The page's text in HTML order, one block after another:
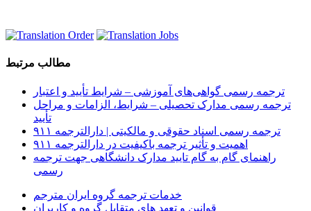
مطالب مرتبط
ترجمه رسمی گواهی‌های آموزشی – شرایط تأیید و اعتبار
ترجمه رسمی مدارک تحصیلی – شرایط، الزامات و مراحل
تأیید
ترجمه رسمی اسناد حقوقی و مالکیتی | دارالترجمه ۹۱۱
اهمیت و تأثیر ترجمه باکیفیت در دارالترجمه ۹۱۱
راهنمای گام به گام تایید مدارک دانشگاهی جهت ترجمه
رسمی
خدمات ترجمه گروه ایران مترجم
قوانین و تعهد های متقابل گروه و کاربران